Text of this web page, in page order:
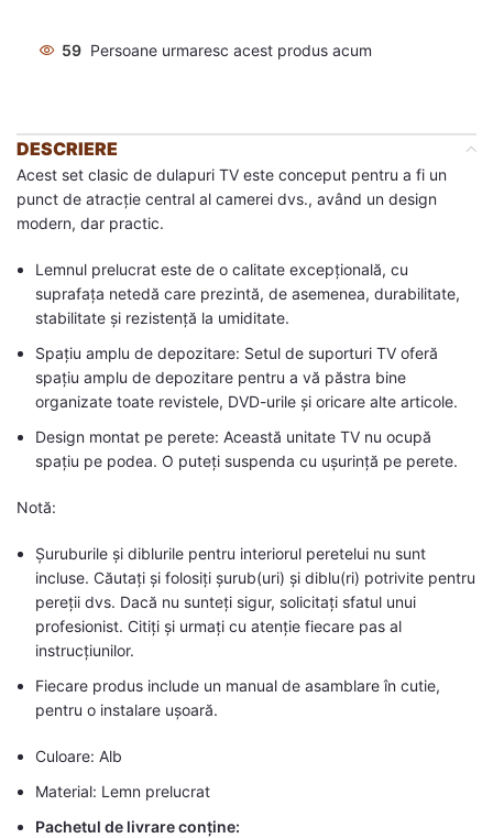
59 Persoane urmaresc acest produs acum
DESCRIERE
Acest set clasic de dulapuri TV este conceput pentru a fi un
punct de atracție central al camerei dvs., având un design
modern, dar practic.
Lemnul prelucrat este de o calitate excepțională, cu
suprafața netedă care prezintă, de asemenea, durabilitate,
stabilitate și rezistență la umiditate.
Spațiu amplu de depozitare: Setul de suporturi TV oferă
spațiu amplu de depozitare pentru a vă păstra bine
organizate toate revistele, DVD-urile și oricare alte articole.
Design montat pe perete: Această unitate TV nu ocupă
spațiu pe podea. O puteți suspenda cu ușurință pe perete.
Notă:
Șuruburile și diblurile pentru interiorul peretelui nu sunt
incluse. Căutați și folosiți șurub(uri) și diblu(ri) potrivite pentru
pereții dvs. Dacă nu sunteți sigur, solicitați sfatul unui
profesionist. Citiți și urmați cu atenție fiecare pas al
instrucțiunilor.
Fiecare produs include un manual de asamblare în cutie,
pentru o instalare ușoară.
Culoare: Alb
Material: Lemn prelucrat
Pachetul de livrare conține: